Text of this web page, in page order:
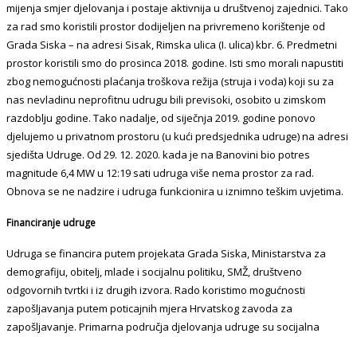
mijenja smjer djelovanja i postaje aktivnija u društvenoj zajednici. Tako
za rad smo koristili prostor dodijeljen na privremeno korištenje od
Grada Siska – na adresi Sisak, Rimska ulica (I. ulica) kbr. 6. Predmetni
prostor koristili smo do prosinca 2018. godine. Isti smo morali napustiti
zbog nemogućnosti plaćanja troškova režija (struja i voda) koji su za
nas nevladinu neprofitnu udrugu bili previsoki, osobito u zimskom
razdoblju godine. Tako nadalje, od siječnja 2019. godine ponovo
djelujemo u privatnom prostoru (u kući predsjednika udruge) na adresi
sjedišta Udruge. Od 29. 12. 2020. kada je na Banovini bio potres
magnitude 6,4 MW u 12:19 sati udruga više nema prostor za rad.
Obnova se ne nadzire i udruga funkcionira u iznimno teškim uvjetima.
Financiranje udruge
Udruga se financira putem projekata Grada Siska, Ministarstva za
demografiju, obitelj, mlade i socijalnu politiku, SMŽ, društveno
odgovornih tvrtki i iz drugih izvora. Rado koristimo mogućnosti
zapošljavanja putem poticajnih mjera Hrvatskog zavoda za
zapošljavanje. Primarna područja djelovanja udruge su socijalna